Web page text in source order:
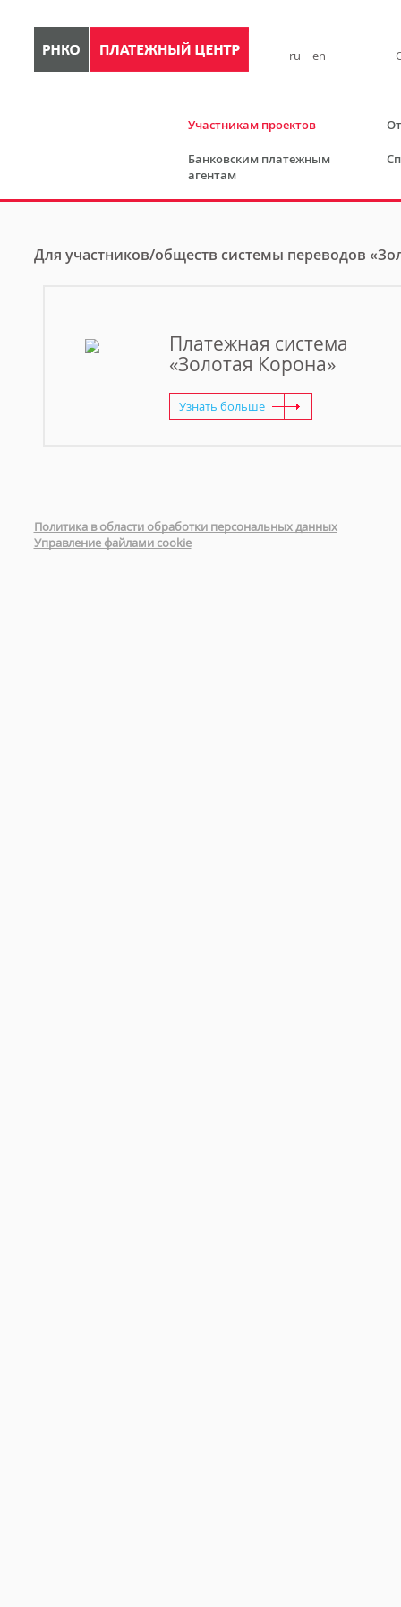
ru en
Участникам проектов
Банковским платежным
агентам
Для участников/обществ системы переводов
Платежная система
«Золотая Корона»
Узнать больше
Политика в области обработки персональных данных
Управление файлами cookie